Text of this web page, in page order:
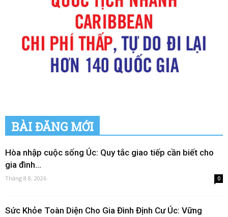
BÀI ĐĂNG MỚI
Hòa nhập cuộc sống Úc: Quy tắc giao tiếp cần biết cho
gia đình...
Tháng 8 8, 2026 0
Sức Khỏe Toàn Diện Cho Gia Đình Định Cư Úc: Vững